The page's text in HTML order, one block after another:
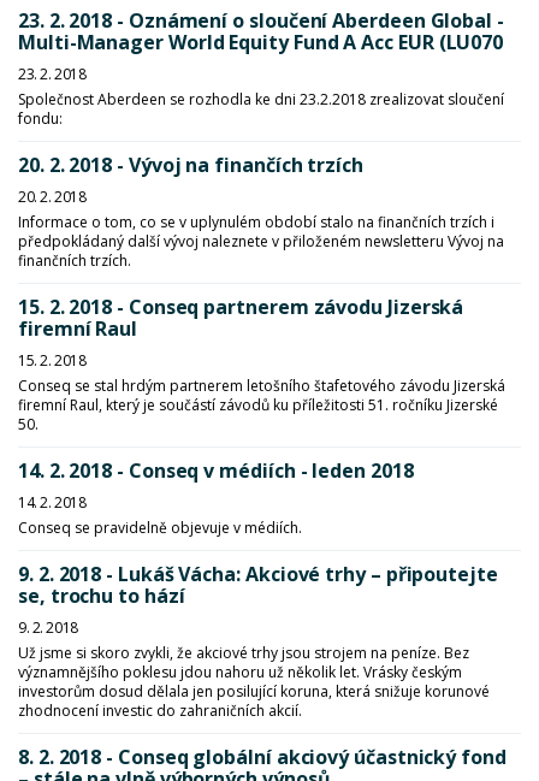
23. 2. 2018 - Oznámení o sloučení Aberdeen Global -
Multi-Manager World Equity Fund A Acc EUR (LU070
23. 2. 2018
Společnost Aberdeen se rozhodla ke dni 23.2.2018 zrealizovat sloučení
fondu:
20. 2. 2018 - Vývoj na finančích trzích
20. 2. 2018
Informace o tom, co se v uplynulém období stalo na finančních trzích i
předpokládaný další vývoj naleznete v přiloženém newsletteru Vývoj na
finančních trzích.
15. 2. 2018 - Conseq partnerem závodu Jizerská
firemní Raul
15. 2. 2018
Conseq se stal hrdým partnerem letošního štafetového závodu Jizerská
firemní Raul, který je součástí závodů ku příležitosti 51. ročníku Jizerské
50.
14. 2. 2018 - Conseq v médiích - leden 2018
14. 2. 2018
Conseq se pravidelně objevuje v médiích.
9. 2. 2018 - Lukáš Vácha: Akciové trhy – připoutejte
se, trochu to hází
9. 2. 2018
Už jsme si skoro zvykli, že akciové trhy jsou strojem na peníze. Bez
významnějšího poklesu jdou nahoru už několik let. Vrásky českým
investorům dosud dělala jen posilující koruna, která snižuje korunové
zhodnocení investic do zahraničních akcií.
8. 2. 2018 - Conseq globální akciový účastnický fond